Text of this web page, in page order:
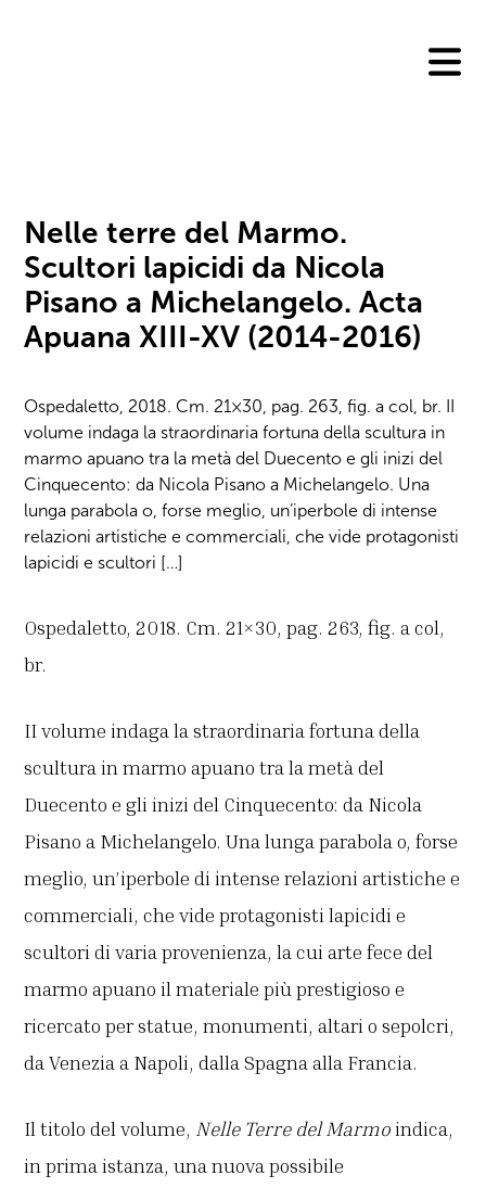
Nelle terre del Marmo.
Scultori lapicidi da Nicola
Pisano a Michelangelo. Acta
Apuana XIII-XV (2014-2016)
Ospedaletto, 2018. Cm. 21×30, pag. 263, fig. a col, br. II
volume indaga la straordinaria fortuna della scultura in
marmo apuano tra la metà del Duecento e gli inizi del
Cinquecento: da Nicola Pisano a Michelangelo. Una
lunga parabola o, forse meglio, un’iperbole di intense
relazioni artistiche e commerciali, che vide protagonisti
lapicidi e scultori […]
Ospedaletto, 2018. Cm. 21×30, pag. 263, fig. a col,
br.
II volume indaga la straordinaria fortuna della
scultura in marmo apuano tra la metà del
Duecento e gli inizi del Cinquecento: da Nicola
Pisano a Michelangelo. Una lunga parabola o, forse
meglio, un’iperbole di intense relazioni artistiche e
commerciali, che vide protagonisti lapicidi e
scultori di varia provenienza, la cui arte fece del
marmo apuano il materiale più prestigioso e
ricercato per statue, monumenti, altari o sepolcri,
da Venezia a Napoli, dalla Spagna alla Francia.
Il titolo del volume, Nelle Terre del Marmoindica,
in prima istanza, una nuova possibile